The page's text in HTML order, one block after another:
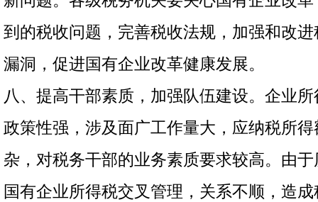
到的税收问题，完善税收法规，加强和改
漏洞，促进国有企业改革健康发展。
八、提高干部素质，加强队伍建设。企业
政策性强，涉及面广工作量大，应纳税所
杂，对税务干部的业务素质要求较高。由
国有企业所得税交叉管理，关系不顺，造